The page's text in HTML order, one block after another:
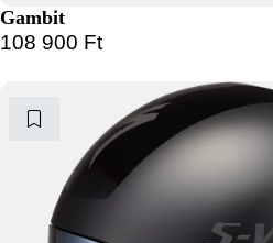
Gambit
108 900 Ft